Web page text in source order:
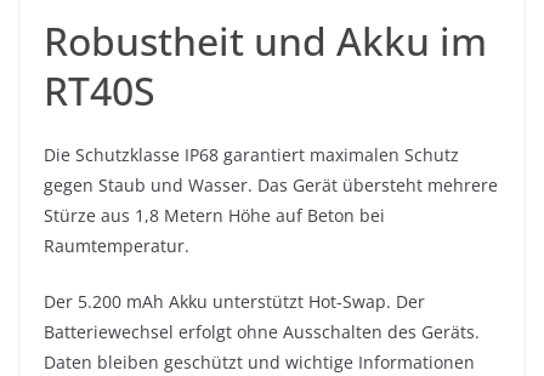
Robustheit und Akku im
RT40S
Die Schutzklasse IP68 garantiert maximalen Schutz
gegen Staub und Wasser. Das Gerät übersteht mehrere
Stürze aus 1,8 Metern Höhe auf Beton bei
Raumtemperatur.
Der 5.200 mAh Akku unterstützt Hot-Swap. Der
Batteriewechsel erfolgt ohne Ausschalten des Geräts.
Daten bleiben geschützt und wichtige Informationen